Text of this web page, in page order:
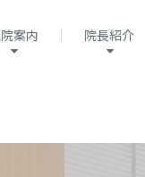
案内 院長紹介